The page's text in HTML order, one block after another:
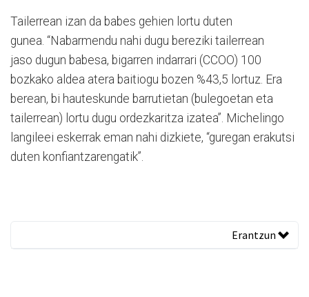
Tailerrean izan da babes gehien lortu duten
gunea. “Nabarmendu nahi dugu bereziki tailerrean
jaso dugun babesa, bigarren indarrari (CCOO) 100
bozkako aldea atera baitiogu bozen %43,5 lortuz. Era
berean, bi hauteskunde barrutietan (bulegoetan eta
tailerrean) lortu dugu ordezkaritza izatea”. Michelingo
langileei eskerrak eman nahi dizkiete, “guregan erakutsi
duten konfiantzarengatik”.
Erantzun